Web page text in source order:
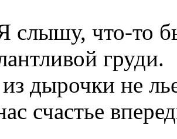
слышу, что-то
груди.
дырочки не
счастье